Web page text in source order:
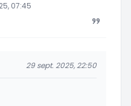
07:45
29 sept. 2025, 22:50